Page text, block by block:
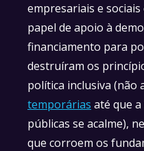
empresariais e
papel de apoio à
financiamento para
destruíram os
política inclusiva (não
temporárias até que
públicas se acalme),
que corroem os